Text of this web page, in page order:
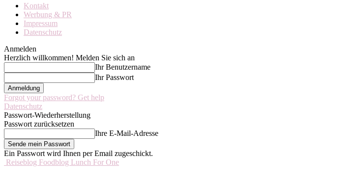
Kontakt
Werbung & PR
Impressum
Datenschutz
Anmelden
Herzlich willkommen! Melden Sie sich an
Ihr Benutzername
Ihr Passwort
Forgot your password? Get help
Datenschutz
Passwort-Wiederherstellung
Passwort zurücksetzen
Ihre E-Mail-Adresse
Ein Passwort wird Ihnen per Email zugeschickt.
Reiseblog Foodblog Lunch For One